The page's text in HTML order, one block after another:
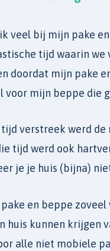
ik veel bij mijn pake
tijd waarin
doordat mijn pake
voor mijn beppe die
verstreek werd
tijd werd ook
je je huis (bijna)
en beppe
huis kunnen krijgen
alle niet mobiele